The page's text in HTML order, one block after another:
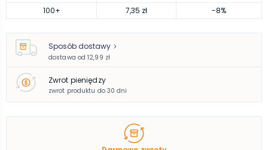
100+ 7,35 zł -8%
Sposób dostawy
dostawa od 12,99 zł
Zwrot pieniędzy
zwrot produktu do 30 dni